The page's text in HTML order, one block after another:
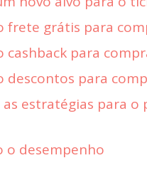
frete grátis para
cashback para
descontos para
estratégias para
o desempenho